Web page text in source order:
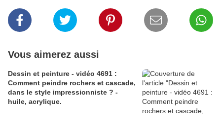
Vous aimerez aussi
Dessin et peinture - vidéo 4691 :
Comment peindre rochers et cascade,
dans le style impressionniste ? -
huile, acrylique.